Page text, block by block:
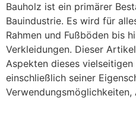
Bauholz ist ein primärer
Bauindustrie. Es wird für
Rahmen und Fußböden bis
Verkleidungen. Dieser
Aspekten dieses vielseitigen
einschließlich seiner
Verwendungsmöglichkeiten,